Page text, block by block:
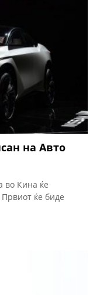
на Авто
во Кина ќе
ќе биде